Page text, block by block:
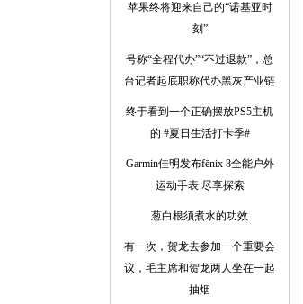
苹果终将迎来自己的“诺基亚时
刻”
号称“全程代办”“不过退款”，总
台记者起底职称代办黑灰产业链
终于看到一个正确摆放PS5主机
的 #夏日生活打卡季#
Garmin佳明发布fēnix 8全能户外
运动手表 尽享探索
葱白根须煮水的功效
有一次，贺龙去参加一个重要会
议，毛主席和贺龙两人坐在一起
抽烟